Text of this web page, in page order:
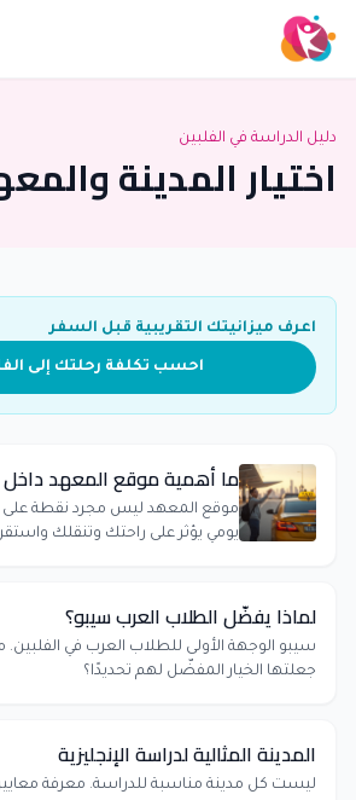
دليل الدراسة في الفلبين
اختيار المدينة
اعرف ميزانيتك التقريبية قبل السفر
احسب تكلفة رحلتك إلى
ما أهمية موقع المعهد داخل
موقع المعهد ليس مجرد نقطة على
يومي يؤثر على راحتك وتنقلك
لماذا يفضّل الطلاب العرب سيبو؟
سيبو الوجهة الأولى للطلاب العرب في الفلبين.
جعلتها الخيار المفضّل لهم تحديدًا؟
المدينة المثالية لدراسة الإنجليزية
ليست كل مدينة مناسبة للدراسة. معرفة معايير